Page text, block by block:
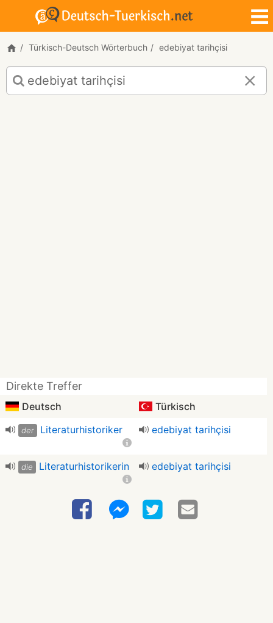
Türkisch-Deutsch Wörterbuch edebiyat tarihçisi
Türkisch-
Deutsch
Übersetzung
Direkte Treffer
Deutsch Türkisch
der Literaturhistoriker edebiyat tarihçisi
die Literaturhistorikerin edebiyat tarihçisi